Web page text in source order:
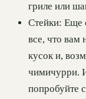
гриле или
Стейки: Еще
все, что вам
кусок и,
чимичурри.
попробуйте